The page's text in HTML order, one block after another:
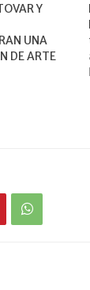
Y
UNA
DE ARTE